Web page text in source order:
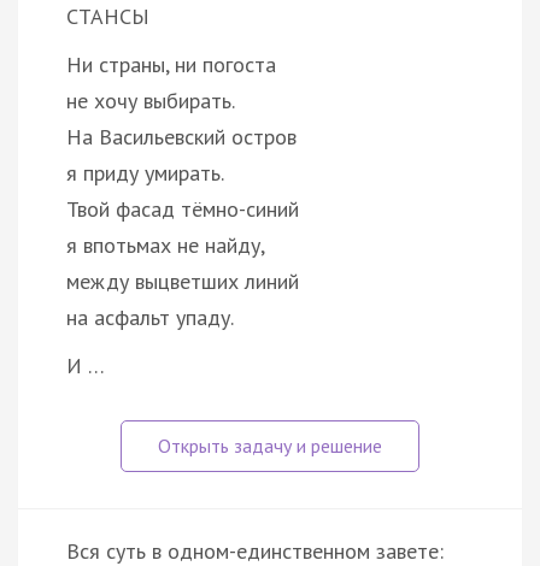
СТАНСЫ
Ни страны, ни погоста
не хочу выбирать.
На Васильевский остров
я приду умирать.
Твой фасад тёмно-синий
я впотьмах не найду,
между выцветших линий
на асфальт упаду.
И …
Вся суть в одном-единственном завете: